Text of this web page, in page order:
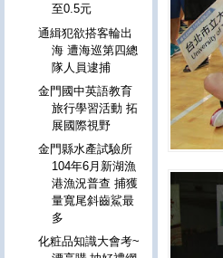
至0.5元
通緝犯欲搭客輪出
海 遭海巡第四總
隊人員逮捕
金門國中英語教育
旅行學習活動 拓
展國際視野
金門縣水產試驗所
104年6月新湖漁
港漁況普查 捕獲
量寬尾斜齒鯊最
多
化粧品知識大會考~